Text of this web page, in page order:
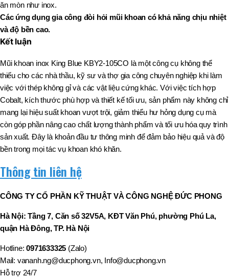
ăn mòn như inox.
Các ứng dụng gia công đòi hỏi mũi khoan có khả năng chịu nhiệt
và độ bền cao.
Kết luận
Mũi khoan inox King Blue KBY2-105CO là một công cụ không thể
thiếu cho các nhà thầu, kỹ sư và thợ gia công chuyên nghiệp khi làm
việc với thép không gỉ và các vật liệu cứng khác. Với việc tích hợp
Cobalt, kích thước phù hợp và thiết kế tối ưu, sản phẩm này không chỉ
mang lại hiệu suất khoan vượt trội, giảm thiểu hư hỏng dụng cụ mà
còn góp phần nâng cao chất lượng thành phẩm và tối ưu hóa quy trình
sản xuất. Đây là khoản đầu tư thông minh để đảm bảo hiệu quả và độ
bền trong mọi tác vụ khoan khó khăn.
Thông tin liên hệ
CÔNG TY CỔ PHẦN KỸ THUẬT VÀ CÔNG NGHỆ ĐỨC PHONG
Hà Nội: Tầng 7, Căn số 32V5A, KĐT Văn Phú, phường Phú La,
quận Hà Đông, TP. Hà Nội
Hotline:0971633325 (Zalo)
Mail: vananh.ng@ducphong.vn, Info@ducphong.vn
Hỗ trợ 24/7